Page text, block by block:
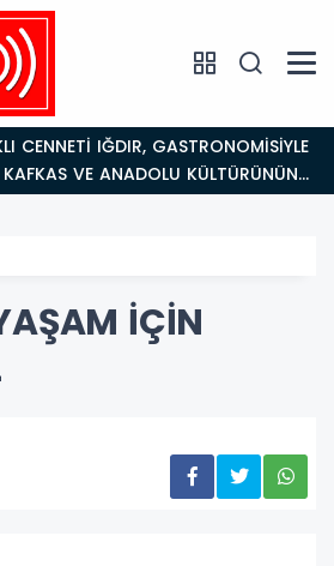
VE ANADOLU KÜLTÜRÜNÜN
NOKTASI
İÇİN